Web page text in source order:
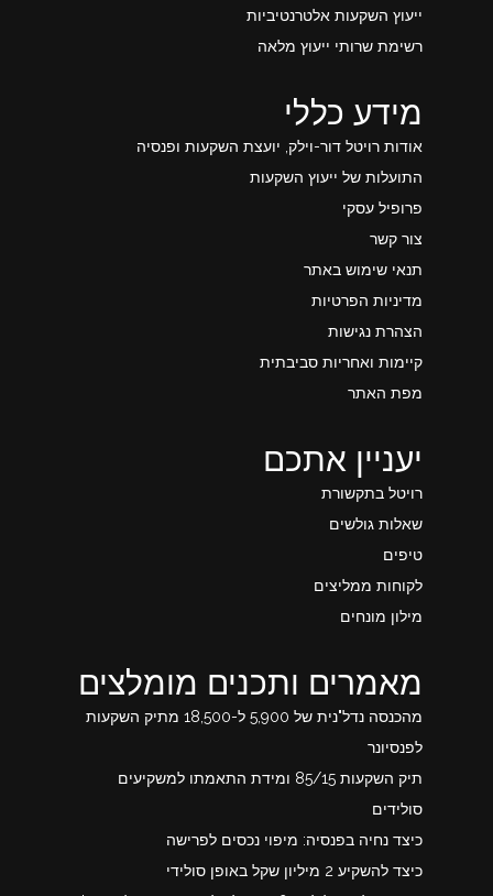
ייעוץ השקעות אלטרנטיביות
רשימת שרותי ייעוץ מלאה
מידע כללי
אודות רויטל דור-וילק, יועצת השקעות ופנסיה
התועלות של ייעוץ השקעות
פרופיל עסקי
צור קשר
תנאי שימוש באתר
מדיניות הפרטיות
הצהרת נגישות
קיימות ואחריות סביבתית
מפת האתר
יעניין אתכם
רויטל בתקשורת
שאלות גולשים
טיפים
לקוחות ממליצים
מילון מונחים
מאמרים ותכנים מומלצים
מהכנסה נדל"נית של 5,900 ל-18,500 מתיק השקעות
לפנסיונר
תיק השקעות 85/15 ומידת התאמתו למשקיעים
סולידים
כיצד נחיה בפנסיה: מיפוי נכסים לפרישה
כיצד להשקיע 2 מיליון שקל באופן סולידי